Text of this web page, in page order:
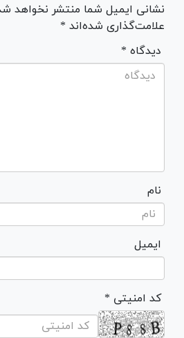
نشانی ایمیل شما منتشر نخواهد
علامت‌گذاری شده‌اند *
* دیدگاه
نام
ایمیل
* کد امنیتی